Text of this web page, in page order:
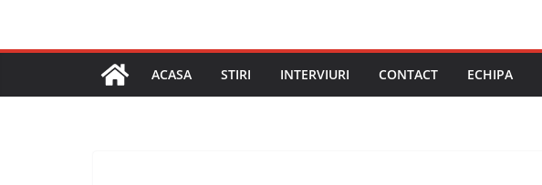
ACASA STIRI INTERVIURI CONTACT ECHIPA